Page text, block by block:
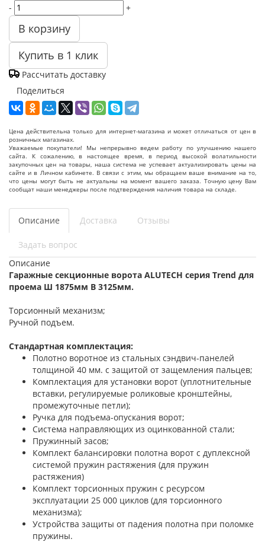
-
+
В корзину
Купить в 1 клик
Рассчитать доставку
Поделиться
Цена действительна только для интернет-магазина и может отличаться от цен в
розничных магазинах.
Уважаемые покупатели! Мы непрерывно ведем работу по улучшению нашего
сайта. К сожалению, в настоящее время, в период высокой волатильности
закупочных цен на товары, наша система не успевает актуализировать цены на
сайте и в Личном кабинете. В связи с этим, мы обращаем ваше внимание на то,
что цены могут быть не актуальны на момент вашего заказа. Точную цену Вам
сообщат наши менеджеры после подтверждения наличия товара на складе.
Описание Доставка Отзывы
Задать вопрос
Описание
Гаражные секционные ворота ALUTECH серия Trend для
проема Ш 1875мм В 3125мм.
Торсионный механизм;
Ручной подъем.
Стандартная комплектация:
Полотно воротное из стальных сэндвич-панелей
толщиной 40 мм. с защитой от защемления пальцев;
Комплектация для установки ворот (уплотнительные
вставки, регулируемые роликовые кронштейны,
промежуточные петли);
Ручка для подъема-опускания ворот;
Система направляющих из оцинкованной стали;
Пружинный засов;
Комплект балансировки полотна ворот с дуплексной
системой пружин растяжения (для пружин
растяжения)
Комплект торсионных пружин с ресурсом
эксплуатации 25 000 циклов (для торсионного
механизма);
Устройства защиты от падения полотна при поломке
пружины.